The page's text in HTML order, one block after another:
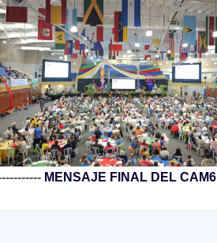
MENSAJE FINAL DEL CAM6